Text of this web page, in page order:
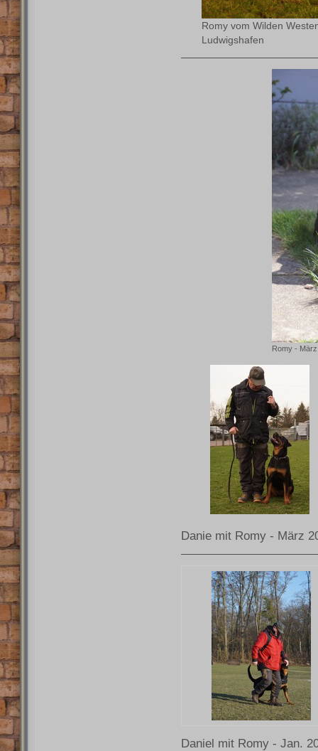
Romy vom Wilden
Ludwigshafen
Romy -
Danie mit Romy - März
Daniel mit Romy - Jan.